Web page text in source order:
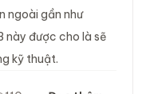
ngoài gần như
này được cho là sẽ
kỹ thuật.